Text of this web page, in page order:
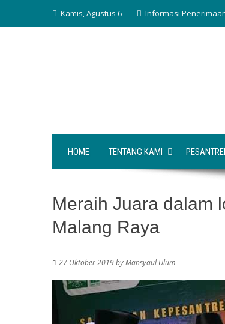
Kamis, Agustus 6 Informasi
HOME TENTANG KAMI
Meraih Juara dalam
Malang Raya
27 Oktober 2019byMansyaul Ulum